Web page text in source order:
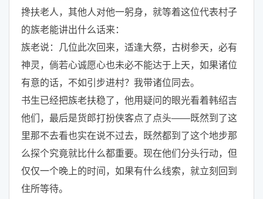
搀扶老人，其他人对他一躬身，就等着这位代表村子
的族老能讲出什么话来：
族老说：几位此次回来，适逢大祭，古树参天，必有
神灵，倘若心诚愿心也未必不能达于上天，如果诸位
有意的话，不如引步进村？我带诸位同去。
书生已经把族老扶稳了，他用疑问的眼光看着韩绍吉
他们，最后是货郎打扮侠客点了点头——既然到了这
里那不去看也实在说不过去，既然都到了这个地步那
么探个究竟就比什么都重要。现在他们分头行动，但
仅仅一个晚上的时间，如果有什么线索，就立刻回到
住所等待。